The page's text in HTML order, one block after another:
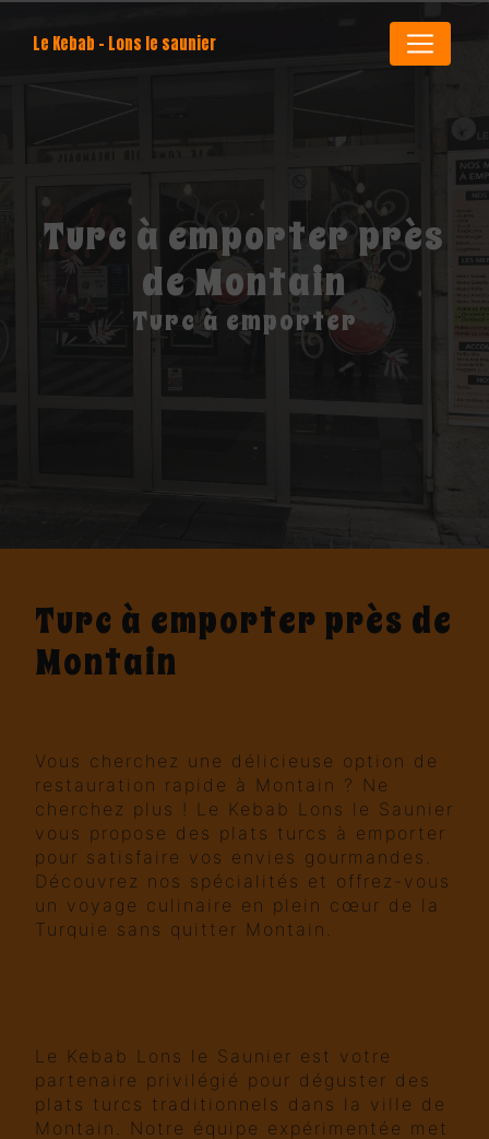
Le Kebab - Lons le saunier
Turc à emporter près
de Montain
Turc à emporter
Turc à emporter près de
Montain
Vous cherchez une délicieuse option de
restauration rapide à Montain ? Ne
cherchez plus ! Le Kebab Lons le Saunier
vous propose des plats turcs à emporter
pour satisfaire vos envies gourmandes.
Découvrez nos spécialités et offrez-vous
un voyage culinaire en plein cœur de la
Turquie sans quitter Montain.
Le Kebab Lons le Saunier est votre
partenaire privilégié pour déguster des
plats turcs traditionnels dans la ville de
Montain. Notre équipe expérimentée met